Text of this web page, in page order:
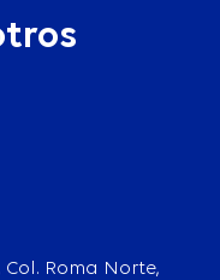
Col. Roma Norte,